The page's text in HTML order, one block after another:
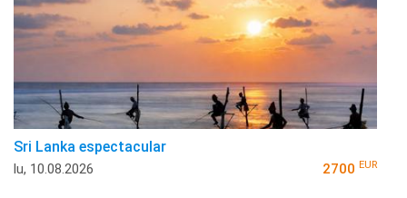
Sri Lanka espectacular
lu, 10.08.2026 2700 EUR